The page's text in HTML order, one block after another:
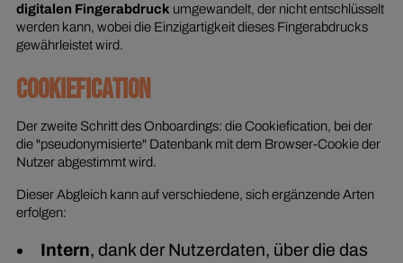
digitalen Fingerabdruck umgewandelt, der nicht entschlüsselt
werden kann, wobei die Einzigartigkeit dieses Fingerabdrucks
gewährleistet wird.
COOKIEFICATION
Der zweite Schritt des Onboardings: die Cookiefication, bei der
die "pseudonymisierte" Datenbank mit dem Browser-Cookie der
Nutzer abgestimmt wird.
Dieser Abgleich kann auf verschiedene, sich ergänzende Arten
erfolgen:
Intern, dank der Nutzerdaten, über die das